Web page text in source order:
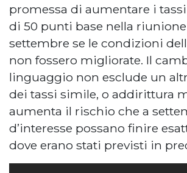
promessa di aumentare i
di 50 punti base nella
settembre se le condizioni
non fossero migliorate. Il
linguaggio non esclude un
dei tassi simile, o addirittura
aumenta il rischio che a
d’interesse possano finire
dove erano stati previsti in